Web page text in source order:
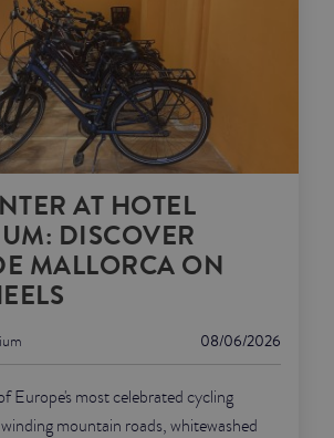
AT HOTEL
DISCOVER
MALLORCA ON
08/06/2026
Europe's most celebrated cycling
mountain roads, whitewashed